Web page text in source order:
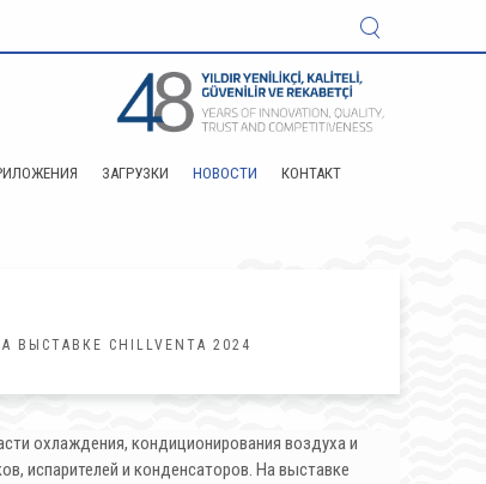
ЗАГРУЗКИ НОВОСТИ КОНТАКТ
CHILLVENTA 2024
охлаждения, кондиционирования воздуха и
испарителей и конденсаторов. На выставке